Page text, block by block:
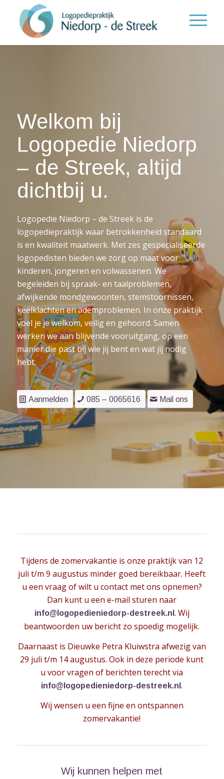
Welkom bij
Logopedie Niedorp
– de Streek, altijd
dichtbij u.
Logopedie Niedorp – de Streek is de
logopediepraktijk waar betrokkenheid standaard
is en kwaliteit maatwerk. Met zes gespecialiseerde
logopedisten bieden we zorg op maat voor
kinderen, jongeren en volwassenen. We
begeleiden bij spraak- en taalproblemen,
afwijkende mondgewoonten, stemstoornissen,
keelklachten en ademproblemen. In onze praktijk
voel je je welkom, veilig en gehoord. Samen
werken we aan blijvende vooruitgang, op een
manier die past bij wie jij bent en wat jij nodig
hebt.
Aanmelden 085 – 0065616 Mail ons
Tijdens de zomervakantie is onze praktijk van 12
juli t/m 9 augustus minder goed bereikbaar. Heeft
u een vraag of wilt u contact met ons opnemen?
Dan kunt u een e-mail sturen naar
info@logopedieniedorp-destreek.nl . Wij
beantwoorden uw bericht zo spoedig mogelijk.
Daarnaast is Dieuwke Petra Kluiwstra afwezig van
29 juli t/m 14 augustus. Ook in deze periode kunt
u voor vragen of berichten terecht via
info@logopedieniedorp-destreek.nl.
Wij wensen u een fijne en ontspannen
zomervakantie!
Wij kunnen helpen met